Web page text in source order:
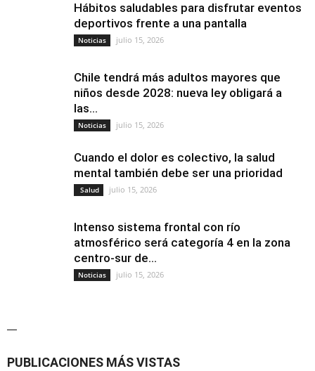
Hábitos saludables para disfrutar eventos
deportivos frente a una pantalla
Noticias julio 15, 2026
Chile tendrá más adultos mayores que
niños desde 2028: nueva ley obligará a
las...
Noticias julio 15, 2026
Cuando el dolor es colectivo, la salud
mental también debe ser una prioridad
Salud julio 15, 2026
Intenso sistema frontal con río
atmosférico será categoría 4 en la zona
centro-sur de...
Noticias julio 15, 2026
—
PUBLICACIONES MÁS VISTAS